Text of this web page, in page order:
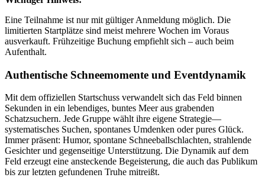
Eine Teilnahme ist nur mit gültiger Anmeldung möglich. Die
limitierten Startplätze sind meist mehrere Wochen im Voraus
ausverkauft. Frühzeitige Buchung empfiehlt sich – auch beim
Aufenthalt.
Authentische Schneemomente und Eventdynamik
Mit dem offiziellen Startschuss verwandelt sich das Feld binnen
Sekunden in ein lebendiges, buntes Meer aus grabenden
Schatzsuchern. Jede Gruppe wählt ihre eigene Strategie—
systematisches Suchen, spontanes Umdenken oder pures Glück.
Immer präsent: Humor, spontane Schneeballschlachten, strahlende
Gesichter und gegenseitige Unterstützung. Die Dynamik auf dem
Feld erzeugt eine ansteckende Begeisterung, die auch das Publikum
bis zur letzten gefundenen Truhe mitreißt.